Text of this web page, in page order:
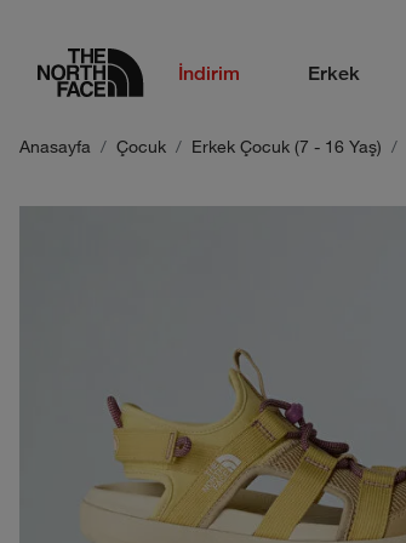
logoİndirim Erkek
Anasayfa Çocuk Erkek Çocuk (7 - 16 Yaş)